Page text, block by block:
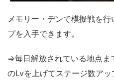
メモリー・デンで模擬戦を
プを入手できます。
⇒毎日解放されている地点ま
のLvを上げてステージ数アッ